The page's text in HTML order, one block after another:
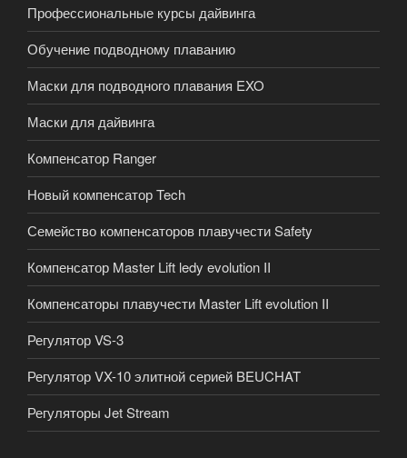
Профессиональные курсы дайвинга
Обучение подводному плаванию
Маски для подводного плавания EXO
Маски для дайвинга
Компенсатор Ranger
Новый компенсатор Tech
Семейство компенсаторов плавучести Safety
Компенсатор Master Lift ledy evolution II
Компенсаторы плавучести Master Lift evolution II
Регулятор VS-3
Регулятор VX-10 элитной серией BEUCHAT
Регуляторы Jet Stream